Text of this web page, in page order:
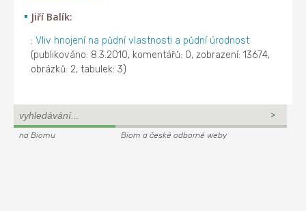
Jiří Balík:
:Vliv hnojení na půdní vlastnosti a půdní úrodnost
(publikováno: 8.3.2010, komentářů: 0, zobrazení: 13674,
obrázků: 2, tabulek: 3)
na Biomu Biom a české odborné weby